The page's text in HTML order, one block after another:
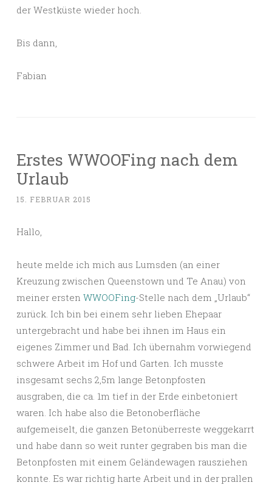
der Westküste wieder hoch.
Bis dann,
Fabian
Erstes WWOOFing nach dem
Urlaub
15. FEBRUAR 2015
Hallo,
heute melde ich mich aus Lumsden (an einer
Kreuzung zwischen Queenstown und Te Anau) von
meiner ersten WWOOFing-Stelle nach dem „Urlaub“
zurück. Ich bin bei einem sehr lieben Ehepaar
untergebracht und habe bei ihnen im Haus ein
eigenes Zimmer und Bad. Ich übernahm vorwiegend
schwere Arbeit im Hof und Garten. Ich musste
insgesamt sechs 2,5m lange Betonpfosten
ausgraben, die ca. 1m tief in der Erde einbetoniert
waren. Ich habe also die Betonoberfläche
aufgemeiselt, die ganzen Betonüberreste weggekarrt
und habe dann so weit runter gegraben bis man die
Betonpfosten mit einem Geländewagen rausziehen
konnte. Es war richtig harte Arbeit und in der prallen